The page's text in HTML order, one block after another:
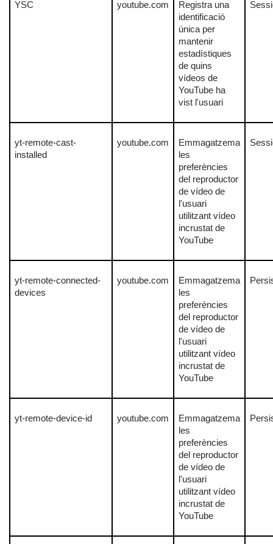
YSC youtube.com
Registra una
identificació
única per
mantenir
estadístiques
de quins
vídeos de
YouTube ha
vist l'usuari
yt-remote-cast-
installed
youtube.com
Emmagatzema
les
preferències
del reproductor
de vídeo de
l'usuari
utilitzant vídeo
incrustat de
YouTube
yt-remote-connected-
devices
youtube.com
Emmagatzema
les
preferències
del reproductor
de vídeo de
l'usuari
utilitzant vídeo
incrustat de
YouTube
yt-remote-device-id youtube.com
Emmagatzema
les
preferències
del reproductor
de vídeo de
l'usuari
utilitzant vídeo
incrustat de
YouTube